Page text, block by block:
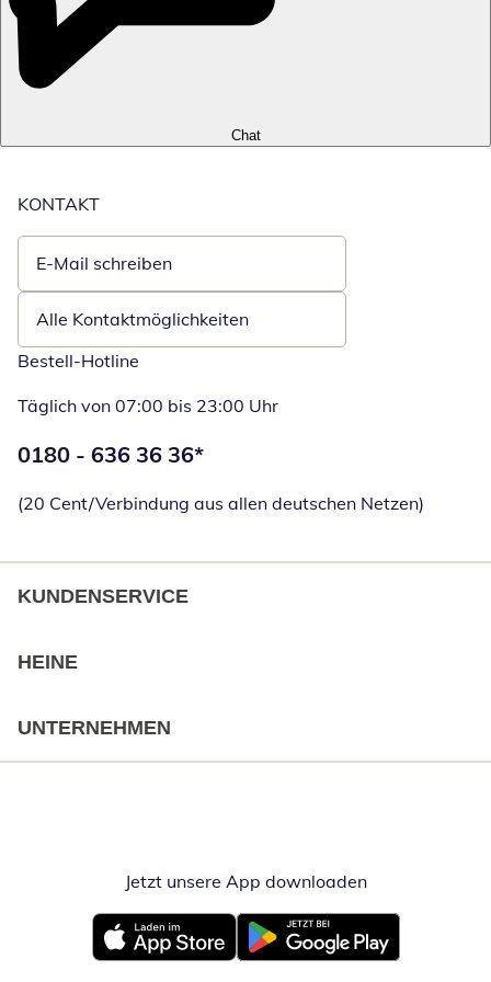
Chat
KONTAKT
E-Mail schreiben
Öffnet E-Mail-Client
Alle Kontaktmöglichkeiten
Bestell-Hotline
Täglich von 07:00 bis 23:00 Uhr
Telefonnummer:
0180 - 636 36 36*
(20 Cent/Verbindung aus allen deutschen Netzen)
KUNDENSERVICE
HEINE
UNTERNEHMEN
Jetzt unsere App downloadenÖffnet in
Öffnet in neuem FensterÖffnet in neuem Fenster